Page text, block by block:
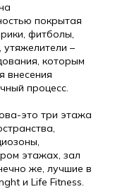
покрытая
фитболы,
–
которым
внесения
процесс.
это три этажа
этажах, зал
же, лучшие в
и Life Fitness.